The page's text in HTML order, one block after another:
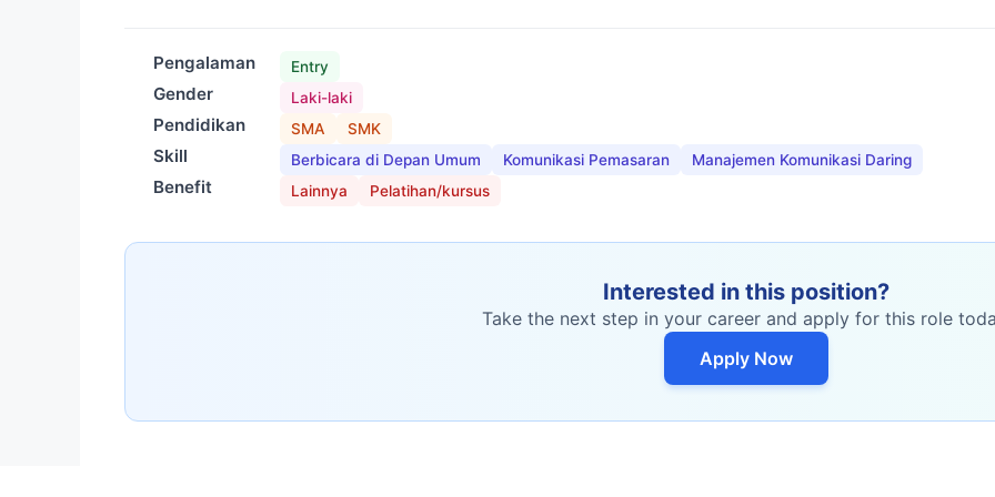
Pengalaman Entry
Gender Laki-laki
Pendidikan SMA SMK
Skill Berbicara di Depan Umum Komunikasi Pemasaran Manajemen Komunikasi Daring
Benefit Lainnya Pelatihan/kursus
Interested in this position?
Take the next step in your career and apply for this role
Apply Now